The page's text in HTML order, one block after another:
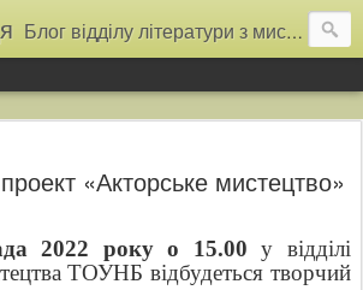
Блог відділу літератури з мистецтва Тернопільської обласної універсальної наукової бібліотеки
«Акторське мистецтво»
2022 року о 15.00 у відділі
ТОУНБ відбудеться творчий